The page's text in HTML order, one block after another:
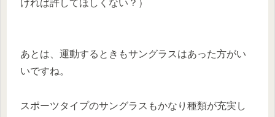
ければ許してほしくない？）
あとは、運動するときもサングラスはあった方がい
いですね。
スポーツタイプのサングラスもかなり種類が充実し